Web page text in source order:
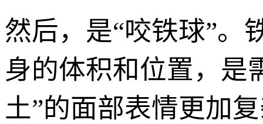
然后，是“咬铁球”。
身的体积和位置，是
土”的面部表情更加